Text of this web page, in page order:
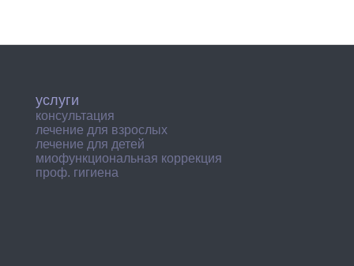
услуги
консультация
лечение для взрослых
лечение для детей
миофункциональная коррекция
проф. гигиена